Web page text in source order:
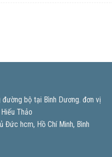
bộ tại Bình Dương. đơn vị
Thảo
Đức hcm, Hồ Chí Minh, Bình